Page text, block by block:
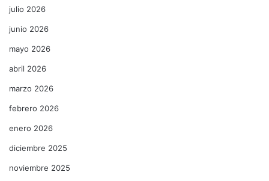
julio 2026
junio 2026
mayo 2026
abril 2026
marzo 2026
febrero 2026
enero 2026
diciembre 2025
noviembre 2025